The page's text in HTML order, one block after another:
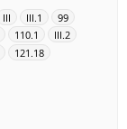
III III.1
99
110.1
III.2
121.18